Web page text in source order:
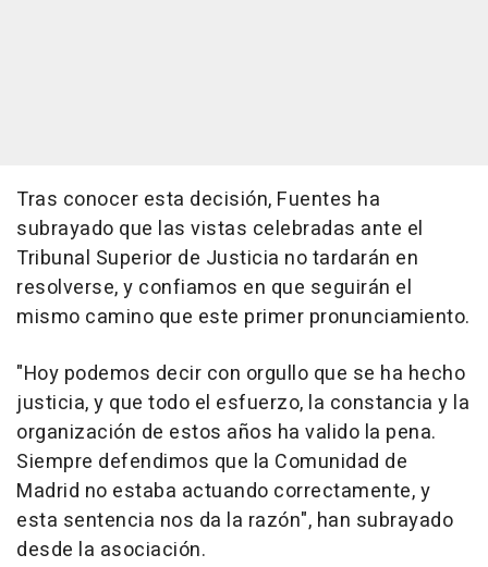
Tras conocer esta decisión, Fuentes ha
subrayado que las vistas celebradas ante el
Tribunal Superior de Justicia no tardarán en
resolverse, y confiamos en que seguirán el
mismo camino que este primer pronunciamiento.
"Hoy podemos decir con orgullo que se ha hecho
justicia, y que todo el esfuerzo, la constancia y la
organización de estos años ha valido la pena.
Siempre defendimos que la Comunidad de
Madrid no estaba actuando correctamente, y
esta sentencia nos da la razón", han subrayado
desde la asociación.